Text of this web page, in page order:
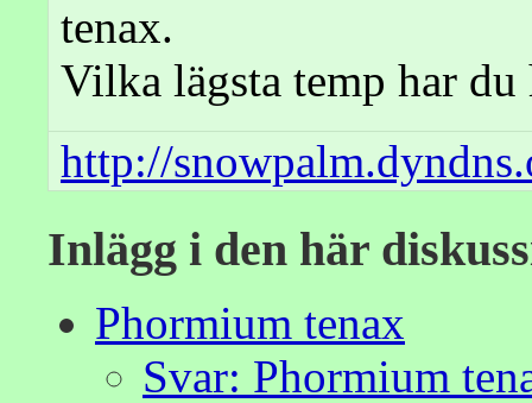
tenax.
Vilka lägsta temp har du
http://
Inlägg i den här
Phormium tenax
Svar: Phormium